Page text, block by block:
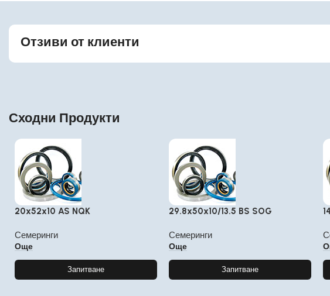
Отзиви от клиенти
Сходни Продукти
20x52x10 AS NQK
Семеринги
Още
Запитване
29.8x50x10/13.5 BS SOG
Семеринги
Още
Запитване